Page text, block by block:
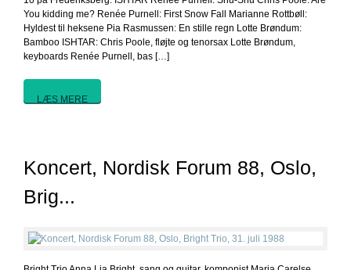
You kidding me? Renée Purnell: First Snow Fall Marianne Rottbøll:
Hyldest til heksene Pia Rasmussen: En stille regn Lotte Brøndum:
Bamboo ISHTAR: Chris Poole, fløjte og tenorsax Lotte Brøndum,
keyboards Renée Purnell, bas […]
LÆS MERE
Koncert, Nordisk Forum 88, Oslo,
Brig...